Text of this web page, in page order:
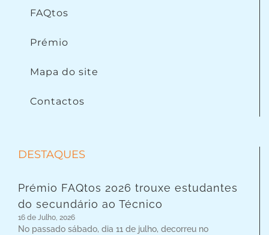
FAQtos
Prémio
Mapa do site
Contactos
DESTAQUES
Prémio FAQtos 2026 trouxe estudantes
do secundário ao Técnico
16 de Julho, 2026
No passado sábado, dia 11 de julho, decorreu no